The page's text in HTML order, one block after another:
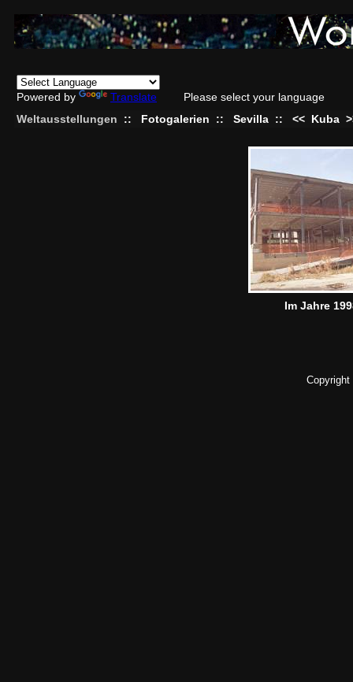
Powered by Translate
Please select your language
Weltausstellungen
:: Fotogalerien :: Sevilla :: << Kuba
Im Jahre